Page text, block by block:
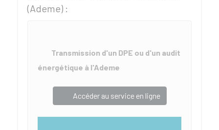
(Ademe) :
Transmission d'un DPE ou d'un audit
énergétique à l'Ademe
Accéder au service en ligne